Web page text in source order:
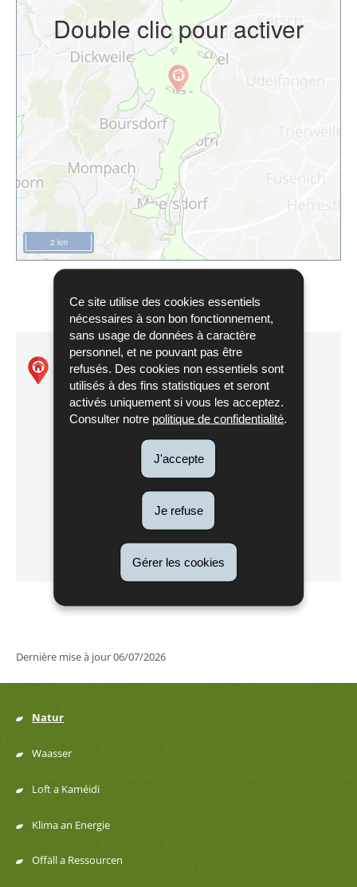
Ce site utilise des cookies essentiels
nécessaires à son bon fonctionnement,
sans usage de données à caractère
personnel, et ne pouvant pas être
refusés. Des cookies non essentiels sont
utilisés à des fins statistiques et seront
activés uniquement si vous les acceptez.
Consulter notre politique de confidentialité
J'accepte
Je refuse
Gérer les cookies
Double clic pour activer
2 km
Natura2000 - LU0001017
Vallée de la Sûre inférieure
de Natura2000
LU0001017
Localisez sur la carte
Dernière mise à jour06/07/2026
Menu
de
navigation
Natur
Waasser
Loft a Kaméidi
Klima an Energie
Offäll a Ressourcen